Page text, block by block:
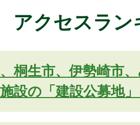
アクセスラン
桐生市、伊勢崎市
設の「建設公募地